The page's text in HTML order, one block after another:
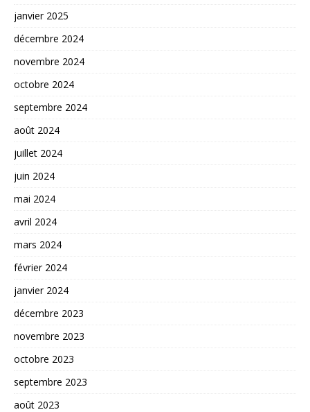
janvier 2025
décembre 2024
novembre 2024
octobre 2024
septembre 2024
août 2024
juillet 2024
juin 2024
mai 2024
avril 2024
mars 2024
février 2024
janvier 2024
décembre 2023
novembre 2023
octobre 2023
septembre 2023
août 2023